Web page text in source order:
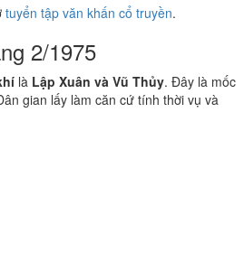
tuyển tập văn khấn cổ truyền.
2/1975
là Lập Xuân và Vũ Thủy. Đây là mốc
gian lấy làm căn cứ tính thời vụ và